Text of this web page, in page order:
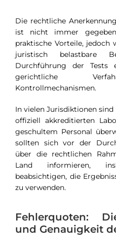
Die rechtliche
ist nicht immer
praktische Vorteile, jedoch
juristisch belastbare
Durchführung der
gerichtliche
Kontrollmechanismen.
In vielen Jurisdiktionen sind
offiziell akkreditierten
geschultem Personal
sollten sich vor der
über die rechtlichen
Land informieren,
beabsichtigen, die
zu verwenden.
Fehlerquoten:
und Genauigkeit